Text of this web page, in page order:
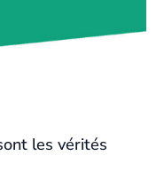
les vérités